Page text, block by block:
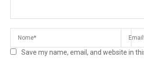
Save my name, email, and website in